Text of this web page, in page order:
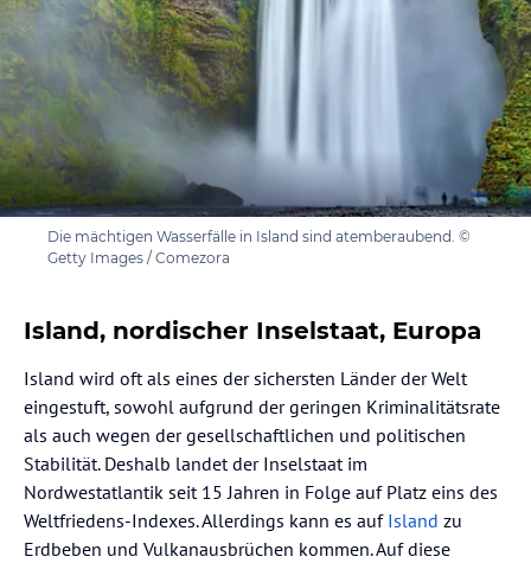
Die mächtigen Wasserfälle in Island sind atemberaubend. ©
Getty Images / Comezora
Island, nordischer Inselstaat, Europa
Island wird oft als eines der sichersten Länder der Welt
eingestuft, sowohl aufgrund der geringen Kriminalitätsrate
als auch wegen der gesellschaftlichen und politischen
Stabilität. Deshalb landet der Inselstaat im
Nordwestatlantik seit 15 Jahren in Folge auf Platz eins des
Weltfriedens-Indexes. Allerdings kann es auf Island zu
Erdbeben und Vulkanausbrüchen kommen. Auf diese